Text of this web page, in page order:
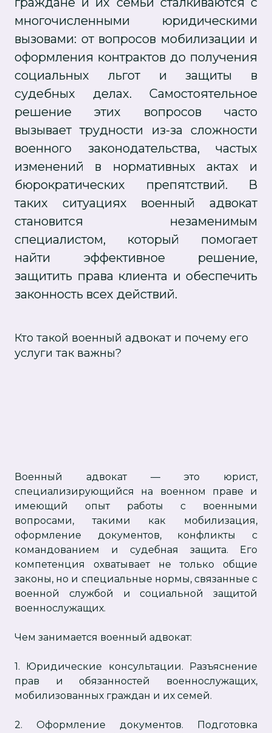
многочисленными юридическими
вызовами: от вопросов мобилизации и
оформления контрактов до получения
социальных льгот и защиты в
судебных делах. Самостоятельное
решение этих вопросов часто
вызывает трудности из-за сложности
военного законодательства, частых
изменений в нормативных актах и
бюрократических препятствий. В
таких ситуациях военный адвокат
становится незаменимым
специалистом, который помогает
найти эффективное решение,
защитить права клиента и обеспечить
законность всех действий.
Кто такой военный адвокат и почему его
услуги так важны?
Военный адвокат — это юрист,
специализирующийся на военном праве и
имеющий опыт работы с военными
вопросами, такими как мобилизация,
оформление документов, конфликты с
командованием и судебная защита. Его
компетенция охватывает не только общие
законы, но и специальные нормы, связанные с
военной службой и социальной защитой
военнослужащих.
Чем занимается военный адвокат:
1. Юридические консультации. Разъяснение
прав и обязанностей военнослужащих,
мобилизованных граждан и их семей.
2. Оформление документов. Подготовка